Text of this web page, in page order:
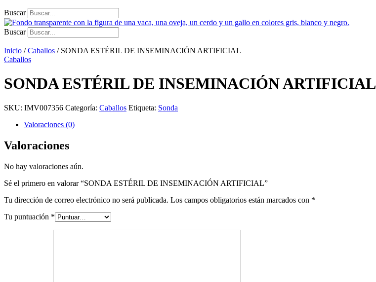
Buscar
Buscar
Inicio /Caballos / SONDA ESTÉRIL DE INSEMINACIÓN ARTIFICIAL
Caballos
SONDA ESTÉRIL DE INSEMINACIÓN ARTIFICIAL
SKU: IMV007356 Categoría: Caballos Etiqueta: Sonda
Valoraciones (0)
Valoraciones
No hay valoraciones aún.
Sé el primero en valorar “SONDA ESTÉRIL DE INSEMINACIÓN ARTIFICIAL”
Tu dirección de correo electrónico no será publicada. Los campos obligatorios están marcados con *
Tu puntuación *